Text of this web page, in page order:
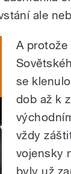
ale
A
se
dob až k
vždy
vojensky
byly už